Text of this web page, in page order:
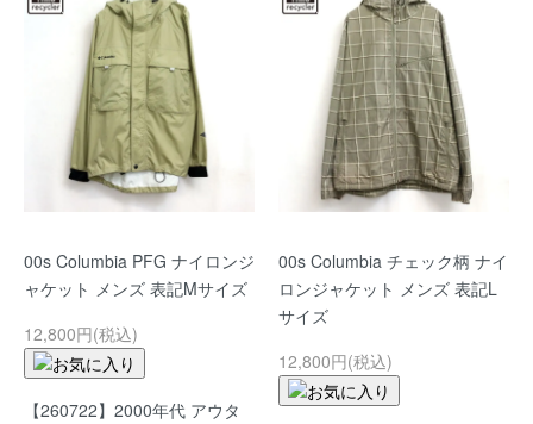
00s Columbia PFG ナイロンジ
ャケット メンズ 表記Mサイズ
12,800円(税込)
【260722】2000年代 アウタ
00s Columbia チェック柄 ナイ
ロンジャケット メンズ 表記L
サイズ
12,800円(税込)